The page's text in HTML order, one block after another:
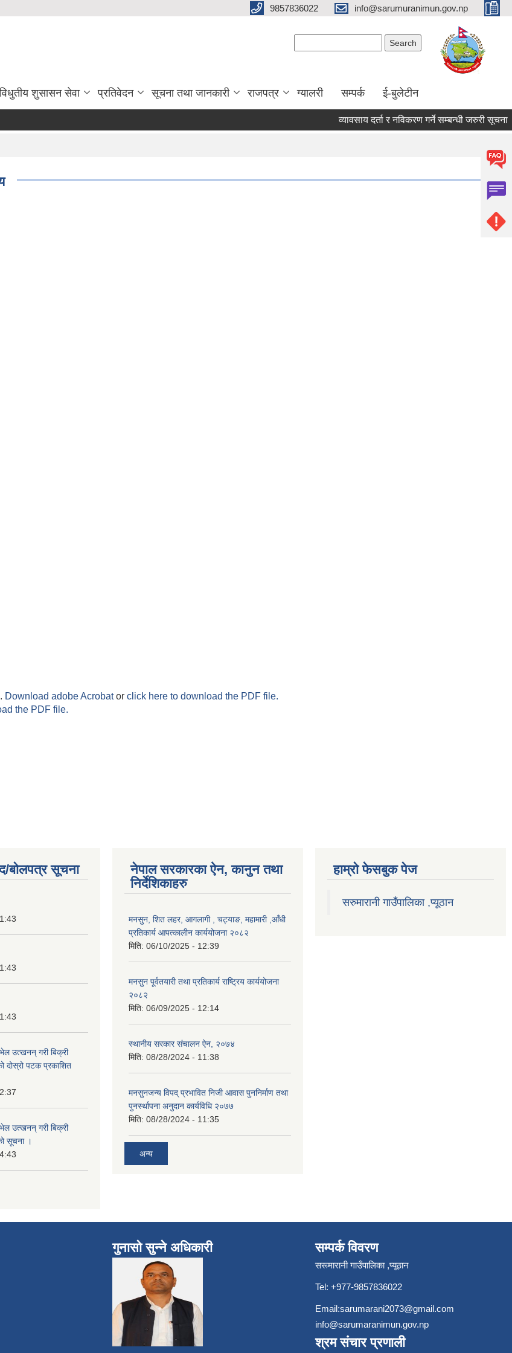
9857836022 info@sarumuranimun.gov.np
विधुतीय शुसासन सेवा प्रतिवेदन सूचना तथा जानकारी राजपत्र ग्यालरी सम्पर्क ई-बुलेटीन
व्यावसाय दर्ता र नविकरण गर्ने सम्बन्धी जरुरी सूचना
Download adobe Acrobator click here to download the PDF file.
the PDF file.
बोलपत्र सूचना
उत्खनन् गरी बिक्री
दोस्रो पटक प्रकाशित
उत्खनन् गरी बिक्री
सूचना ।
नेपाल सरकारका ऐन, कानुन तथा
निर्देशिकाहरु
मनसुन, शित लहर, आगलागी , चट्याङ, महामारी ,आँधी
प्रतिकार्य आपत्कालीन कार्ययोजना २०८२
मिति: 06/10/2025 - 12:39
मनसुन पूर्वतयारी तथा प्रतिकार्य राष्ट्रिय कार्ययोजना
२०८२
मिति: 06/09/2025 - 12:14
स्थानीय सरकार संचालन ऐन, २०७४
मिति: 08/28/2024 - 11:38
मनसुनजन्य विपद् प्रभावित निजी आवास पुननिर्माण तथा
पुनर्स्थापना अनुदान कार्यविधि २०७७
मिति: 08/28/2024 - 11:35
अन्य
हाम्राे फेसबुक पेज
सरुमारानी गाउँपालिका ,प्यूठान
गुनासो सुन्ने अधिकारी सम्पर्क विवरण
सरूमारानी गाउँपालिका ,प्यूठान
Tel: +977-9857836022
Email:sarumarani2073@gmail.com
info@sarumaranimun.gov.np
श्रम संचार प्रणाली